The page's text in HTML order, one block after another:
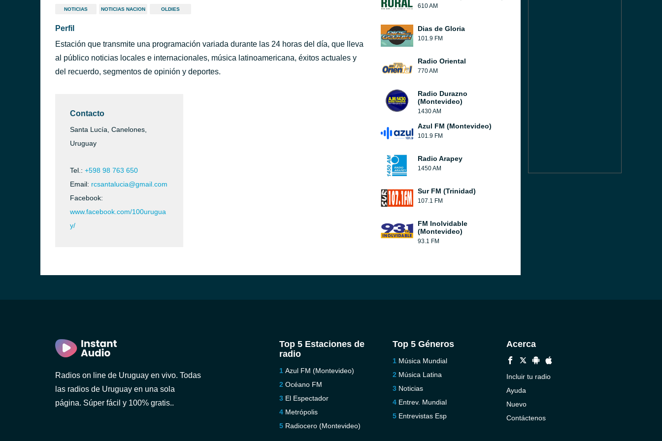
NOTICIAS NOTICIAS NACION OLDIES
Perfil
Estación que transmite una programación variada durante las 24 horas del día, que lleva
al público noticias locales e internacionales, música latinoamericana, éxitos actuales y
del recuerdo, segmentos de opinión y deportes.
Contacto
Santa Lucía, Canelones,
Uruguay
Tel.: +598 98 763 650
Email: rcsantalucia@gmail.com
Facebook:
www.facebook.com/100urugua
y/
610 AM
Dias de Gloria
101.9 FM
Radio Oriental
770 AM
Radio Durazno
(Montevideo)
1430 AM
Azul FM (Montevideo)
101.9 FM
Radio Arapey
1450 AM
Sur FM (Trinidad)
107.1 FM
FM Inolvidable
(Montevideo)
93.1 FM
Radios on line de Uruguay en vivo. Todas
las radios de Uruguay en una sola
página. Súper fácil y 100% gratis..
Top 5 Estaciones de
radio
Azul FM (Montevideo)
Océano FM
El Espectador
Metrópolis
Radiocero (Montevideo)
Top 5 Géneros
Música Mundial
Música Latina
Noticias
Entrev. Mundial
Entrevistas Esp
Acerca
Incluir tu radio
Ayuda
Nuevo
Contáctenos